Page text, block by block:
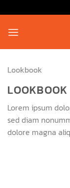
to
content
Lookbook
Lorem ipsum
sed diam
dolore magna